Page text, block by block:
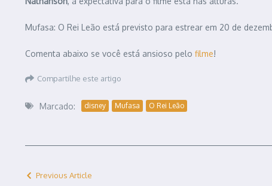
Mufasa: O Rei Leão está previsto para estrear em 20 de
Comenta abaixo se você está ansioso pelo filme!
Compartilhe este artigo
Marcado: disney Mufasa O Rei Leão
Previous Article